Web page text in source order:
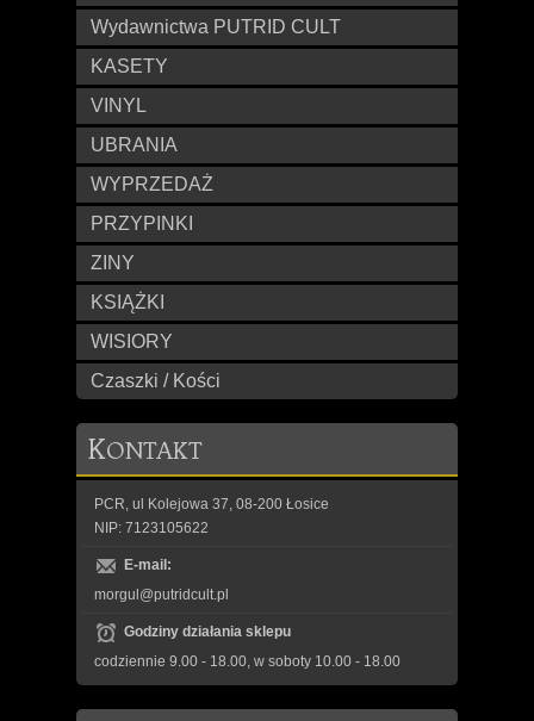
Wydawnictwa PUTRID CULT
KASETY
VINYL
UBRANIA
WYPRZEDAŻ
PRZYPINKI
ZINY
KSIĄŻKI
WISIORY
Czaszki / Kości
KONTAKT
PCR, ul Kolejowa 37, 08-200 Łosice
NIP: 7123105622
E-mail:
morgul@putridcult.pl
Godziny działania sklepu
codziennie 9.00 - 18.00, w soboty 10.00 - 18.00